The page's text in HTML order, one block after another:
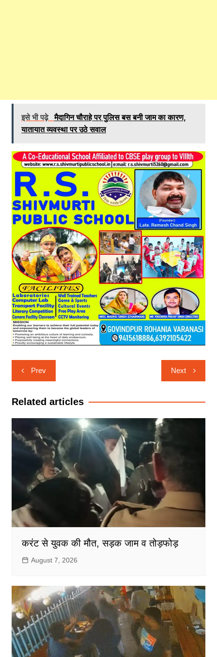
इसे भी पढ़े मैदागिन चौराहे पर पुलिस बस बनी जाम का कारण,
यातायात व्यवस्था पर उठे सवाल
Post
navigation
Prev Next
Related articles
करंट से युवक की मौत, सड़क जाम व तोड़फोड़
August 7, 2026